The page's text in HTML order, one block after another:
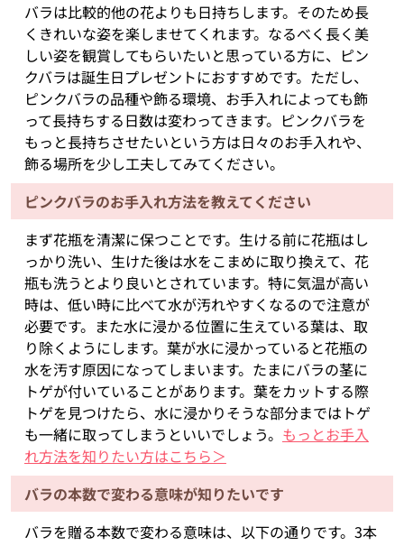
バラは比較的他の花よりも日持ちします。そのため長
くきれいな姿を楽しませてくれます。なるべく長く美
しい姿を観賞してもらいたいと思っている方に、ピン
クバラは誕生日プレゼントにおすすめです。ただし、
ピンクバラの品種や飾る環境、お手入れによっても飾
って長持ちする日数は変わってきます。ピンクバラを
もっと長持ちさせたいという方は日々のお手入れや、
飾る場所を少し工夫してみてください。
ピンクバラのお手入れ方法を教えてください
まず花瓶を清潔に保つことです。生ける前に花瓶はし
っかり洗い、生けた後は水をこまめに取り換えて、花
瓶も洗うとより良いとされています。特に気温が高い
時は、低い時に比べて水が汚れやすくなるので注意が
必要です。また水に浸かる位置に生えている葉は、取
り除くようにします。葉が水に浸かっていると花瓶の
水を汚す原因になってしまいます。たまにバラの茎に
トゲが付いていることがあります。葉をカットする際
トゲを見つけたら、水に浸かりそうな部分まではトゲ
も一緒に取ってしまうといいでしょう。 もっとお手入
れ方法を知りたい方はこちら＞
バラの本数で変わる意味が知りたいです
バラを贈る本数で変わる意味は、以下の通りです。3本